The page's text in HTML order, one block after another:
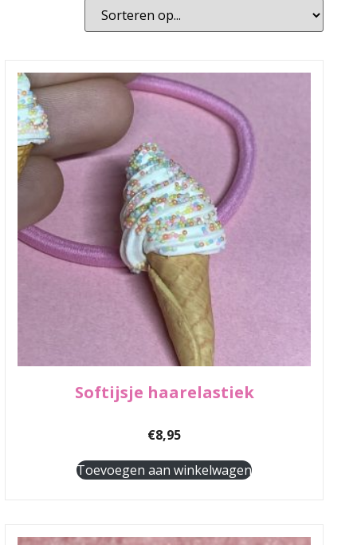
Softijsje haarelastiek
€8,95
Toevoegen aan winkelwagen